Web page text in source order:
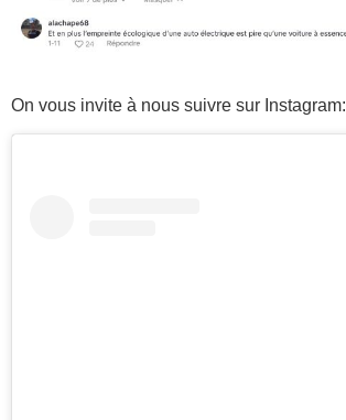
On vous invite à nous suivre sur Instagram: